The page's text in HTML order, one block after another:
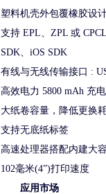
塑料机壳外包覆橡胶设
支持 EPL、ZPL 或
SDK、iOS SDK
有线与无线传输接口 :
高效电力 5800 mAh 充
大纸卷容量，降低更换
支持无底纸标签
高速处理器搭配内建大
102毫米(4”)打印速度
应用市场